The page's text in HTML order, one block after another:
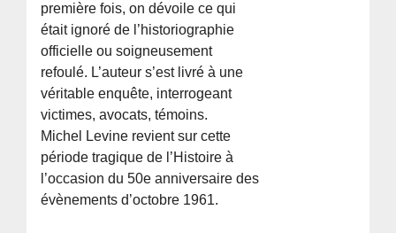
première fois, on dévoile ce qui
était ignoré de l’historiographie
officielle ou soigneusement
refoulé. L’auteur s’est livré à une
véritable enquête, interrogeant
victimes, avocats, témoins.
Michel Levine revient sur cette
période tragique de l’Histoire à
l’occasion du 50e anniversaire des
évènements d’octobre 1961.